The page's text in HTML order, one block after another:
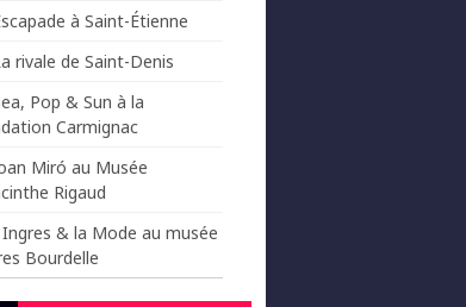
à Saint-Étienne
rivale de Saint-Denis
Pop & Sun à la
Carmignac
Miró au Musée
Rigaud
Ingres & la Mode au musée
Bourdelle